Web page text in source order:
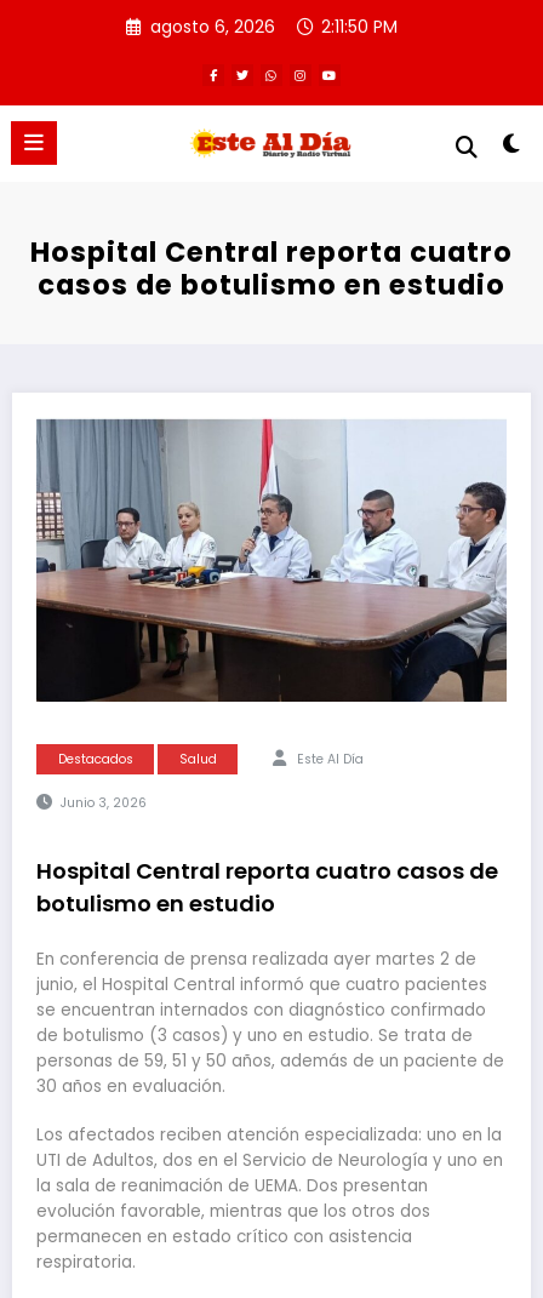
agosto 6, 2026 2:11:50 PM
Hospital Central reporta cuatro
casos de botulismo en estudio
Destacados Salud Este Al Día
Junio 3, 2026
Hospital Central reporta cuatro casos de
botulismo en estudio
En conferencia de prensa realizada ayer martes 2 de
junio, el Hospital Central informó que cuatro pacientes
se encuentran internados con diagnóstico confirmado
de botulismo (3 casos) y uno en estudio. Se trata de
personas de 59, 51 y 50 años, además de un paciente de
30 años en evaluación.
Los afectados reciben atención especializada: uno en la
UTI de Adultos, dos en el Servicio de Neurología y uno en
la sala de reanimación de UEMA. Dos presentan
evolución favorable, mientras que los otros dos
permanecen en estado crítico con asistencia
respiratoria.